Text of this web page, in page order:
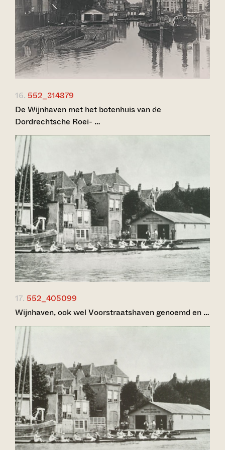
16. 552_314879
De Wijnhaven met het botenhuis van de
Dordrechtsche Roei- …
17. 552_405099
Wijnhaven, ook wel Voorstraatshaven genoemd en …